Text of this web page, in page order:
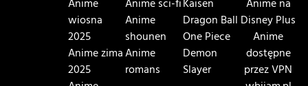
Anime
wiosna
2025
Anime zima
2025
Anime sci-fi
Anime
shounen
Anime
romans
Kaisen
Dragon Ball
One Piece
Demon
Slayer
Anime na
Disney Plus
Anime
dostępne
przez VPN